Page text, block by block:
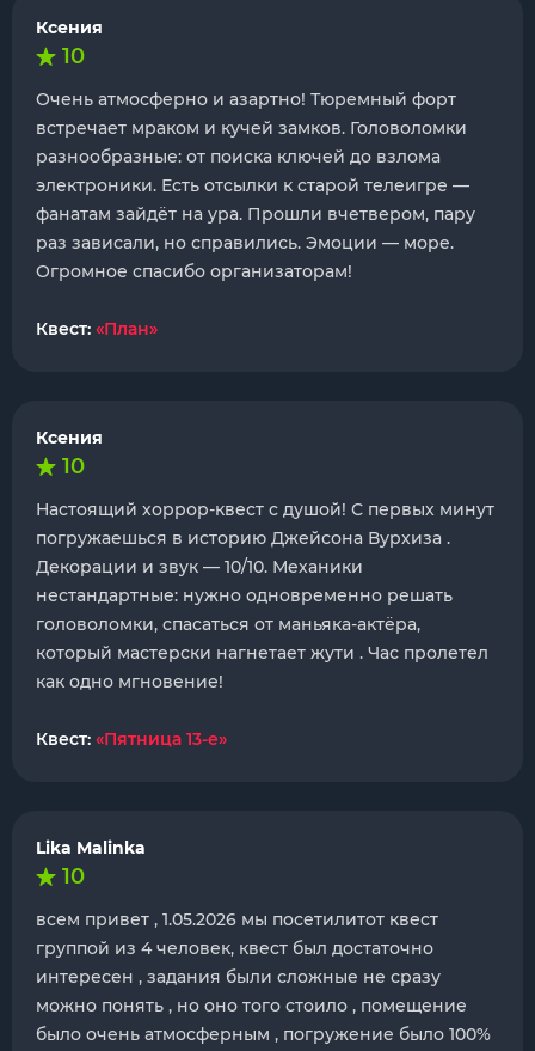
Ксения
10
Очень атмосферно и азартно! Тюремный форт
встречает мраком и кучей замков. Головоломки
разнообразные: от поиска ключей до взлома
электроники. Есть отсылки к старой телеигре —
фанатам зайдёт на ура. Прошли вчетвером, пару
раз зависали, но справились. Эмоции — море.
Огромное спасибо организаторам!
Квест: «План»
Ксения
10
Настоящий хоррор-квест с душой! С первых минут
погружаешься в историю Джейсона Вурхиза .
Декорации и звук — 10/10. Механики
нестандартные: нужно одновременно решать
головоломки, спасаться от маньяка-актёра,
который мастерски нагнетает жути . Час пролетел
как одно мгновение!
Квест: «Пятница 13-е»
Lika Malinka
10
всем привет , 1.05.2026 мы посетилитот квест
группой из 4 человек, квест был достаточно
интересен , задания были сложные не сразу
можно понять , но оно того стоило , помещение
было очень атмосферным , погружение было 100%